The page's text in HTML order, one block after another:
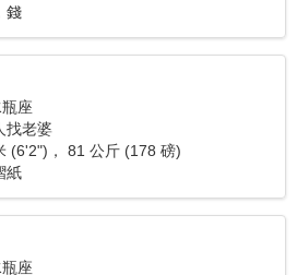
錢
座
找老婆
(6'2")， 81 公斤 (178 磅)
紙
座